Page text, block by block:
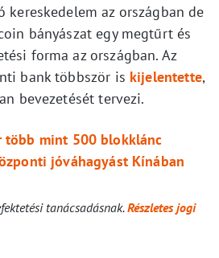
az országban de
bányászat egy megtűrt és
forma az országban. Az
bank többször is kijelentette,
bevezetését tervezi.
több mint 500 blokklánc
jóváhagyást Kínában
tanácsadásnak.Részletes jogi